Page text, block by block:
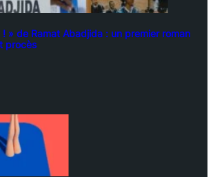
» de Ramat Abadjida : un premier roman
procès